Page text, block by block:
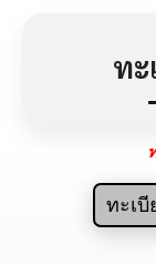
ทะ